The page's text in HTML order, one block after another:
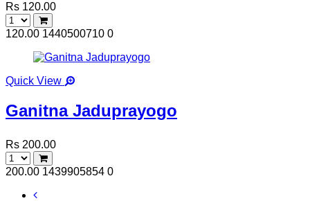
Rs 120.00
120.00 1440500710 0
Quick View
Ganitna Jaduprayogo
Rs 200.00
200.00 1439905854 0